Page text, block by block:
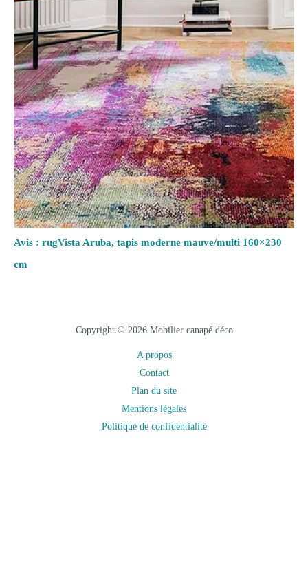
Avis : rugVista Aruba, tapis moderne mauve/multi 160×230
cm
Copyright © 2026 Mobilier canapé déco
A propos
Contact
Plan du site
Mentions légales
Politique de confidentialité